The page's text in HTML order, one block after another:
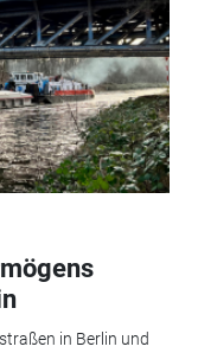
in Berlin und